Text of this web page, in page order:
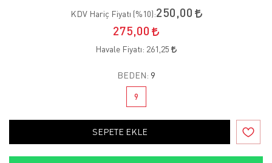
KDV Hariç Fiyatı (%10):250,00
275,00
Havale Fiyatı: 261,25
BEDEN: 9
9
SEPETE EKLE